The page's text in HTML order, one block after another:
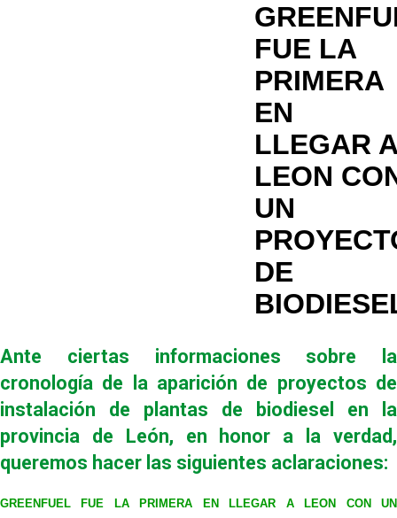
FUE LA
PRIMERA
EN
LLEGAR A
LEON
UN
DE
Ante ciertas informaciones sobre la
cronología de la aparición de proyectos de
instalación de plantas de biodiesel en la
provincia de León, en honor a la verdad,
queremos hacer las siguientes aclaraciones:
GREENFUEL FUE LA PRIMERA EN LLEGAR A LEON CON UN